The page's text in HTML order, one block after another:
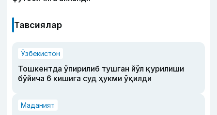
Тавсиялар
Ўзбекистон
Тошкентда ўпирилиб тушган йўл қурилиши
бўйича 6 кишига суд ҳукми ўқилди
Маданият